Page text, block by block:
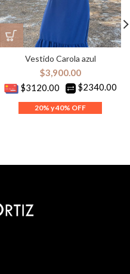
Vestido Carola azul
$3,900.00
$3120.00
$2340.00